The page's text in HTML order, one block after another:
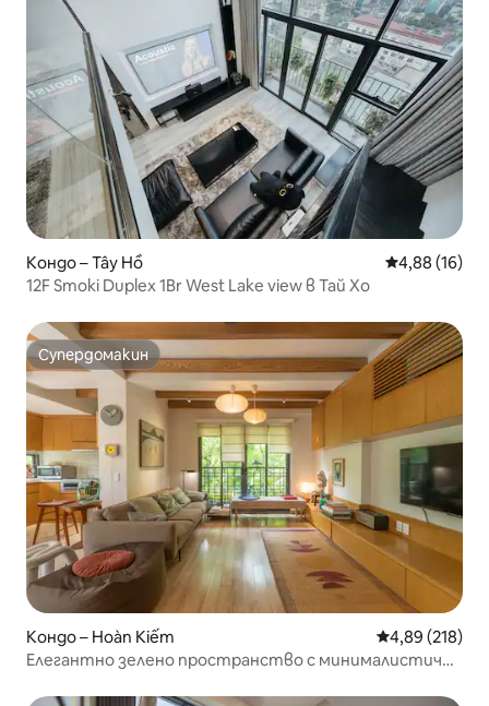
Кондо – Tây Hồ Средна
4,88 (16)
12F Smoki Duplex 1Br West Lake view в Тай Хо
Супердомакин
Супердомакин
Кондо – Hoàn Kiếm Средна
4,89 (218)
Елегантно зелено пространство с минималистичен